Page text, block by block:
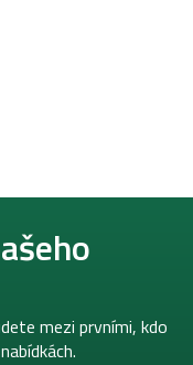
mezi prvními, kdo